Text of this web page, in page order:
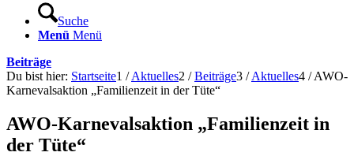
Suche
Menü Menü
Beiträge
Du bist hier: Startseite1 / Aktuelles2 / Beiträge3 / Aktuelles4 / AWO-
Karnevalsaktion „Familienzeit in der Tüte“
AWO-Karnevalsaktion „Familienzeit in
der Tüte“